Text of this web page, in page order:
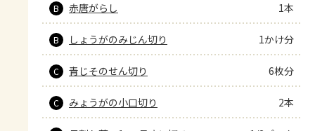
B 赤唐がらし 1本
B しょうがのみじん切り 1かけ分
C 青じそのせん切り 6枚分
C みょうがの小口切り 2本